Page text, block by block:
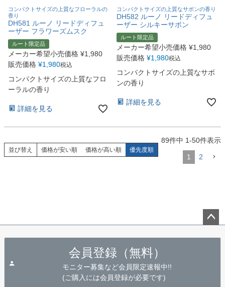
コンパクトサイズの上質なフローラルの
香り
DH581 ルーノ リードディフュ
ーザー フラワーズムスク
ルート限定品
メーカー希望小売価格 ¥1,980
販売価格 ¥1,980税込
コンパクトサイズの上質なフロ
ーラルの香り
詳細を見る
コンパクトサイズの上質なサボンの香り
DH582 ルーノ リードディフュ
ーザー シルキーサボン
ルート限定品
メーカー希望小売価格 ¥1,980
販売価格 ¥1,980税込
コンパクトサイズの上質なサボ
ンの香り
詳細を見る
並び替え 価格が安い順 価格が高い順 優先度順
89件中 1-50件表示
1 2
会員登録（無料）
モニター募集など会員限定速報中!!
(ご購入には会員登録が必要です)